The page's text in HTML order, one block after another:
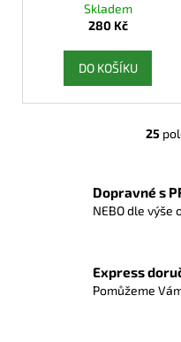
Skladem
280 Kč
DO KOŠÍKU
25
Dopravné s
NEBO dle výše
Express
Pomůžeme